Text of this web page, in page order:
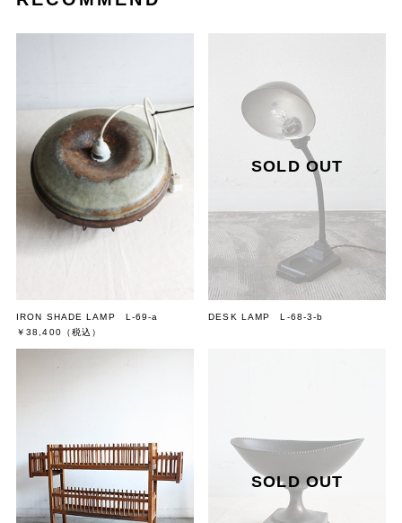
IRON SHADE LAMP L-69-a
￥38,400 （税込）
DESK LAMP L-68-3-b